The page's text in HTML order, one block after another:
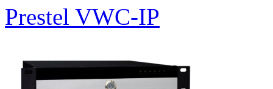
Prestel VWC-IP